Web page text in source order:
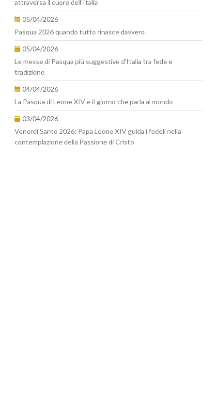
attraversa il cuore dell’Italia
05/04/2026
Pasqua 2026 quando tutto rinasce davvero
05/04/2026
Le messe di Pasqua più suggestive d’Italia tra fede e
tradizione
04/04/2026
La Pasqua di Leone XIV e il giorno che parla al mondo
03/04/2026
Venerdì Santo 2026: Papa Leone XIV guida i fedeli nella
contemplazione della Passione di Cristo